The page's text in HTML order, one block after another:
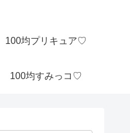
100均プリキュア♡
100均すみっコ♡